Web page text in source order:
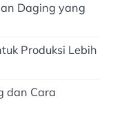
Daging yang
Produksi Lebih
dan Cara